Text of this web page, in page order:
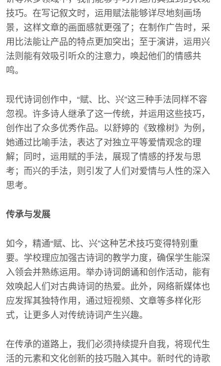
技巧。在写记叙文时，运用赋法能够详尽地刻画场
景，这样文章的画面感就更强了；在制作广告时，采
用比法能让产品的特点更加突出；至于演讲，运用兴
法则能有效吸引听众的注意力，唤起他们的情感共
鸣。
现代诗词创作中，“赋、比、兴”这三种手法同样不容
忽视。许多诗人继承了这一传统，并运用这些技巧，
创作出了众多优秀作品。以舒婷的《致橡树》为例，
她通过比喻手法，表达了对独立平等爱情观念的理
解；同时，运用赋的手法，展现了情感的抒发与思
考；而兴的手法，则引发了人们对爱情与人性的深入
思考。
传承与发展
如今，精通“赋、比、兴”这种艺术技巧变得特别重
要。学校理应加强古诗词的教学力度，确保学生能深
入领会并熟练运用。举办诗词朗诵和创作活动，能有
效唤起人们对古典诗词的热爱。此外，网络新媒体也
应发挥其独特作用，通过短视频、文章等多样化形
式，让更多人对传统诗词产生兴趣。
在传承的道路上，我们必须持续提升自我，将现代生
活的元素和文化创新的技巧融入其中。新时代的诗歌